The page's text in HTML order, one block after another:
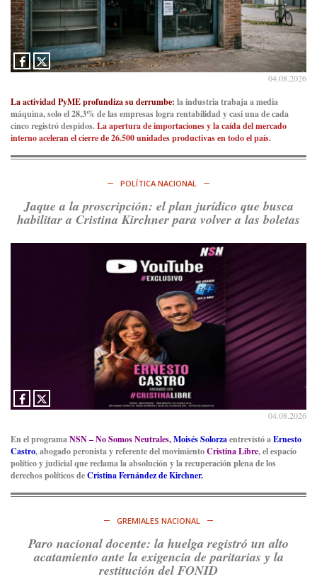
Consenso Patagónico
@consensopatagon
5d
La crisis en el estrecho de Ormuz: así golpea la guerra con
Irán al petróleohttps://t.co/IInL9uYZvh
Ver en X
Consenso Patagónico
Consenso Patagónico
@consensopatagon
@PJCampana2022: Asumimos una nueva etapa en el
Partido Justicialista de Campana, con el orgullo de que el
vuelva a…
Ver en X
04.08.2026
La actividad PyME profundiza su derrumbe: la industria trabaja a media
máquina, solo el 28,3% de las empresas logra rentabilidad y casi una de cada
cinco registró despidos.La apertura de importaciones y la caída del mercado
interno aceleran el cierre de 26.500 unidades productivas en todo el país.
POLÍTICA NACIONAL
Jaque a la proscripción: el plan jurídico que busca
habilitar a Cristina Kirchner para volver a las boletas
04.08.2026
En el programaNSN – No Somos Neutrales,Moisés Solorzaentrevistó aErnesto
Castro, abogado peronista y referente del movimientoCristina Libre, el espacio
político y judicial que reclama la absolución y la recuperación plena de los
derechos políticos deCristina Fernández de Kirchner.
GREMIALES NACIONAL
Paro nacional docente: la huelga registró un alto
acatamiento ante la exigencia de paritarias y la
restitución del FONID